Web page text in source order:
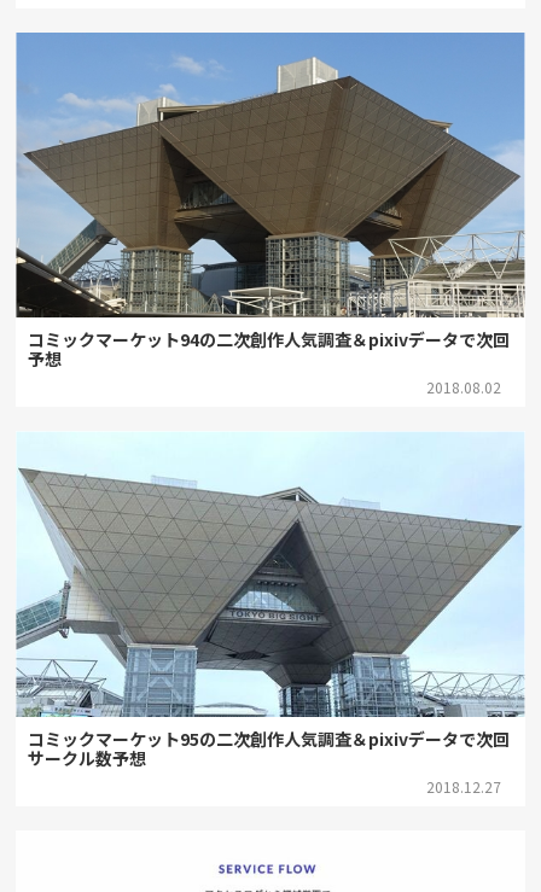
コミックマーケット94の二次創作人気調査＆pixivデータで次回
予想
2018.08.02
コミックマーケット95の二次創作人気調査＆pixivデータで次回
サークル数予想
2018.12.27